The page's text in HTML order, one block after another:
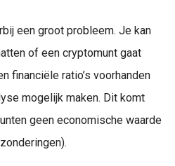
een groot probleem. Je kan
of een cryptomunt gaat
financiële ratio’s voorhanden
mogelijk maken. Dit komt
geen economische waarde